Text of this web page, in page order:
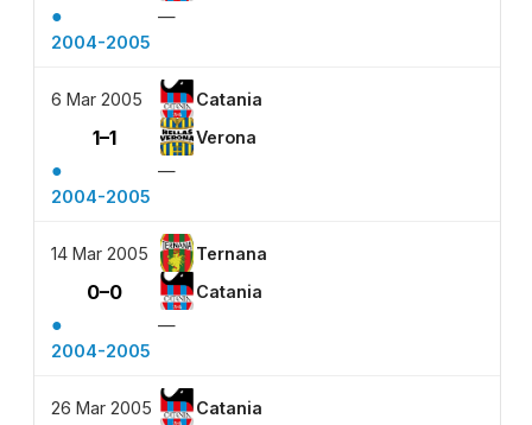
●
—
2004-2005
6 Mar 2005 Catania
1–1 Verona
●
—
2004-2005
14 Mar 2005 Ternana
0–0 Catania
●
—
2004-2005
26 Mar 2005 Catania